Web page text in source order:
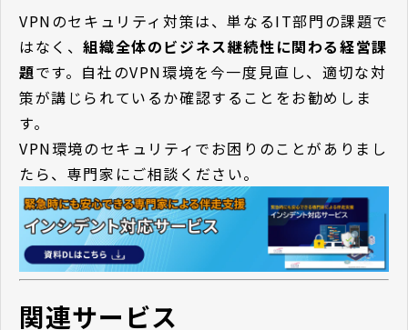
VPNのセキュリティ対策は、単なるIT部門の課題で
はなく、組織全体のビジネス継続性に関わる経営課
題です。自社のVPN環境を今一度見直し、適切な対
策が講じられているか確認することをお勧めしま
す。
VPN環境のセキュリティでお困りのことがありまし
たら、専門家にご相談ください。
関連サービス